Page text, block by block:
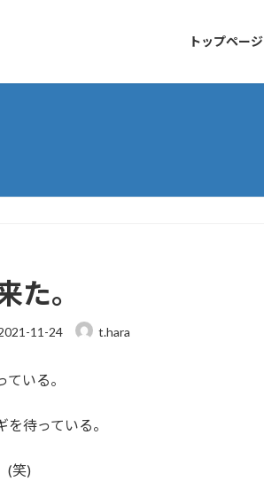
トップページ
た。
11-24 t.hara
いる。
待っている。
(笑)